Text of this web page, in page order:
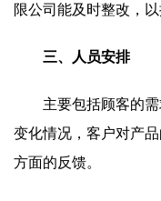
限公司能及时整改，
三、人员安排
主要包括顾客的
变化情况，客户对产
方面的反馈。